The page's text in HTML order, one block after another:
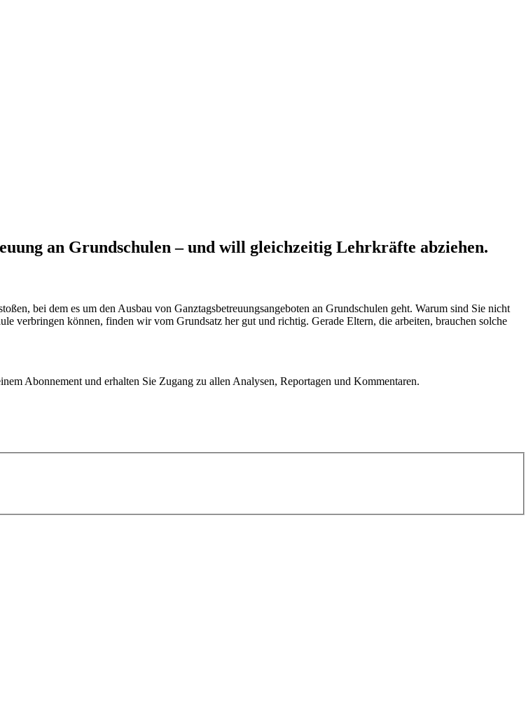
an Grundschulen – und will gleichzeitig Lehrkräfte abziehen.
bei dem es um den Ausbau von Ganztagsbetreuungsangeboten an Grundschulen geht. Warum sind Sie nicht
verbringen können, finden wir vom Grundsatz her gut und richtig. Gerade Eltern, die arbeiten, brauchen solche
Abonnement und erhalten Sie Zugang zu allen Analysen, Reportagen und Kommentaren.